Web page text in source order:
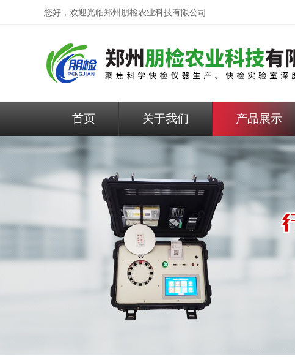
您好，欢迎光临郑州朋检农业科技有限公司
首页 关于我们 产品展示